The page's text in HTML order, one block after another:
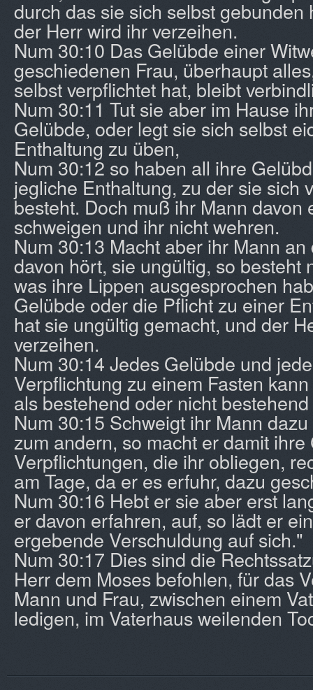
durch das sie sich selbst gebunden
der Herr wird ihr verzeihen.
Num 30:10 Das Gelübde einer
geschiedenen Frau, überhaupt
selbst verpflichtet hat, bleibt
Num 30:11 Tut sie aber im Hause
Gelübde, oder legt sie sich selbst
Enthaltung zu üben,
Num 30:12 so haben all ihre
jegliche Enthaltung, zu der sie sich
besteht. Doch muß ihr Mann davon
schweigen und ihr nicht wehren.
Num 30:13 Macht aber ihr Mann
davon hört, sie ungültig, so besteht
was ihre Lippen ausgesprochen
Gelübde oder die Pflicht zu einer
hat sie ungültig gemacht, und der
verzeihen.
Num 30:14 Jedes Gelübde und
Verpflichtung zu einem Fasten
als bestehend oder nicht
Num 30:15 Schweigt ihr Mann
zum andern, so macht er damit
Verpflichtungen, die ihr obliegen,
am Tage, da er es erfuhr, dazu
Num 30:16 Hebt er sie aber erst
er davon erfahren, auf, so lädt er
ergebende Verschuldung auf sich."
Num 30:17 Dies sind die
Herr dem Moses befohlen, für das
Mann und Frau, zwischen einem
ledigen, im Vaterhaus weilenden